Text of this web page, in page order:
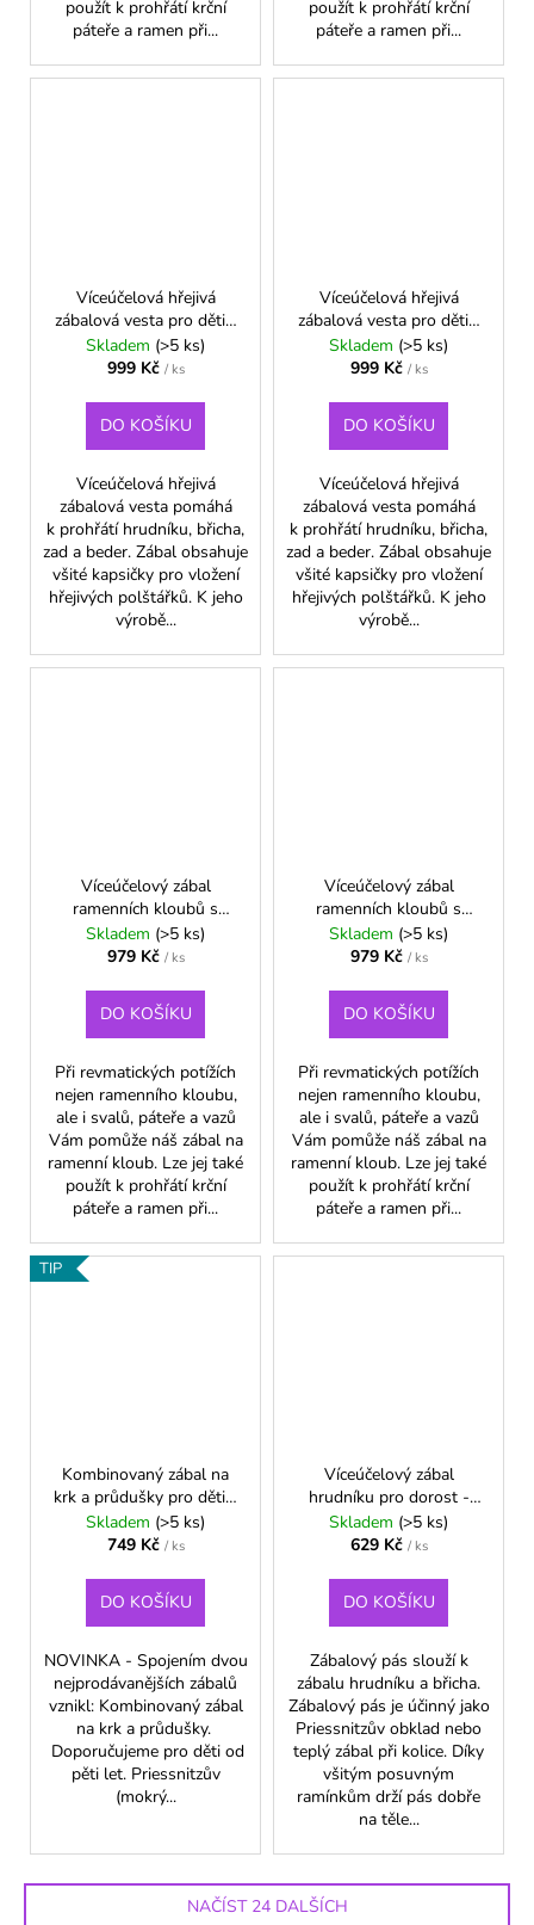
použít k prohřátí krční
páteře a ramen při...
použít k prohřátí krční
páteře a ramen při...
Víceúčelová hřejivá
zábalová vesta pro děti -
Malina
Skladem (>5 ks)
999 Kč / ks
DO KOŠÍKU
Víceúčelová hřejivá
zábalová vesta pomáhá
k prohřátí hrudníku, břicha,
zad a beder. Zábal obsahuje
všité kapsičky pro vložení
hřejivých polštářků. K jeho
výrobě...
Víceúčelová hřejivá
zábalová vesta pro děti -
Neon zelená
Skladem (>5 ks)
999 Kč / ks
DO KOŠÍKU
Víceúčelová hřejivá
zábalová vesta pomáhá
k prohřátí hrudníku, břicha,
zad a beder. Zábal obsahuje
všité kapsičky pro vložení
hřejivých polštářků. K jeho
výrobě...
Víceúčelový zábal
ramenních kloubů s
přezkou - S/M - Modrá
Skladem (>5 ks)
979 Kč / ks
DO KOŠÍKU
Při revmatických potížích
nejen ramenního kloubu,
ale i svalů, páteře a vazů
Vám pomůže náš zábal na
ramenní kloub. Lze jej také
použít k prohřátí krční
páteře a ramen při...
Víceúčelový zábal
ramenních kloubů s
přezkou - S/M - Zelená
Skladem (>5 ks)
979 Kč / ks
DO KOŠÍKU
Při revmatických potížích
nejen ramenního kloubu,
ale i svalů, páteře a vazů
Vám pomůže náš zábal na
ramenní kloub. Lze jej také
použít k prohřátí krční
páteře a ramen při...
TIP
Kombinovaný zábal na
krk a průdušky pro děti a
dorost
Skladem (>5 ks)
749 Kč / ks
DO KOŠÍKU
NOVINKA - Spojením dvou
nejprodávanějších zábalů
vznikl: Kombinovaný zábal
na krk a průdušky.
Doporučujeme pro děti od
pěti let. Priessnitzův
(mokrý...
Víceúčelový zábal
hrudníku pro dorost -
Modrá
Skladem (>5 ks)
629 Kč / ks
DO KOŠÍKU
Zábalový pás slouží k
zábalu hrudníku a břicha.
Zábalový pás je účinný jako
Priessnitzův obklad nebo
teplý zábal při kolice. Díky
všitým posuvným
ramínkům drží pás dobře
na těle...
NAČÍST 24 DALŠÍCH